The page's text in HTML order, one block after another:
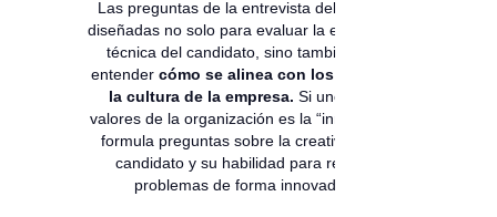
Las preguntas de la entrevista deben estar
diseñadas no solo para evaluar la experiencia
técnica del candidato, sino también para
entender cómo se alinea con los valores y
la cultura de la empresa. Si uno de los
valores de la organización es la “innovación”,
formula preguntas sobre la creatividad del
candidato y su habilidad para resolver
problemas de forma innovadora.